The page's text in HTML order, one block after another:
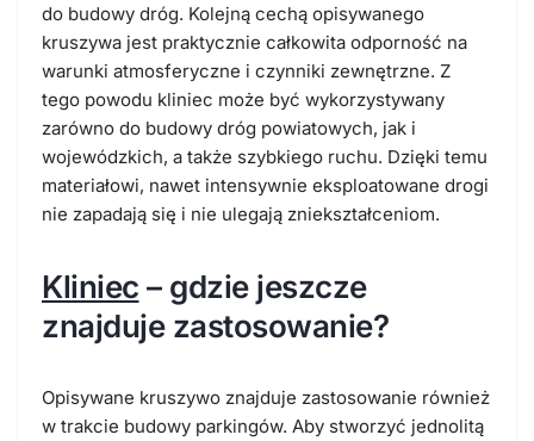
do budowy dróg. Kolejną cechą opisywanego
kruszywa jest praktycznie całkowita odporność na
warunki atmosferyczne i czynniki zewnętrzne. Z
tego powodu kliniec może być wykorzystywany
zarówno do budowy dróg powiatowych, jak i
wojewódzkich, a także szybkiego ruchu. Dzięki temu
materiałowi, nawet intensywnie eksploatowane drogi
nie zapadają się i nie ulegają zniekształceniom.
Kliniec – gdzie jeszcze
znajduje zastosowanie?
Opisywane kruszywo znajduje zastosowanie również
w trakcie budowy parkingów. Aby stworzyć jednolitą